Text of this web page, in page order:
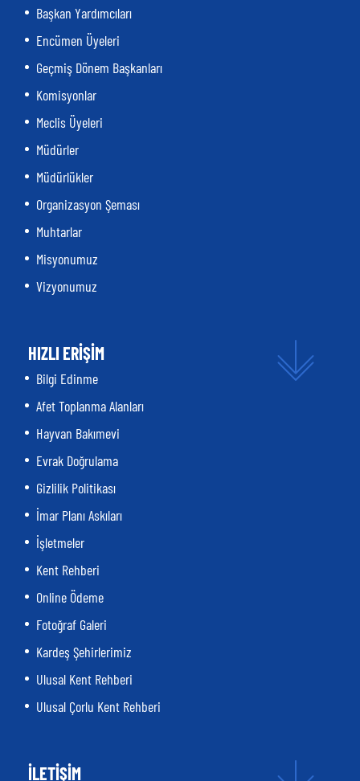
Başkan Yardımcıları
Encümen Üyeleri
Geçmiş Dönem Başkanları
Komisyonlar
Meclis Üyeleri
Müdürler
Müdürlükler
Organizasyon Şeması
Muhtarlar
Misyonumuz
Vizyonumuz
HIZLI ERİŞİM
Bilgi Edinme
Afet Toplanma Alanları
Hayvan Bakımevi
Evrak Doğrulama
Gizlilik Politikası
İmar Planı Askıları
İşletmeler
Kent Rehberi
Online Ödeme
Fotoğraf Galeri
Kardeş Şehirlerimiz
Ulusal Kent Rehberi
Ulusal Çorlu Kent Rehberi
İLETİŞİM